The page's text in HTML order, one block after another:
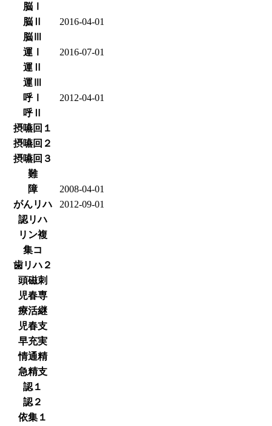
脳Ⅰ
脳Ⅱ
2016-04-01
脳Ⅲ
運Ⅰ
2016-07-01
運Ⅱ
運Ⅲ
呼Ⅰ
2012-04-01
呼Ⅱ
摂嚥回１
摂嚥回２
摂嚥回３
難
障
2008-04-01
がんリハ
2012-09-01
認リハ
リン複
集コ
歯リハ２
頭磁刺
児春専
療活継
児春支
早充実
情通精
急精支
認１
認２
依集１